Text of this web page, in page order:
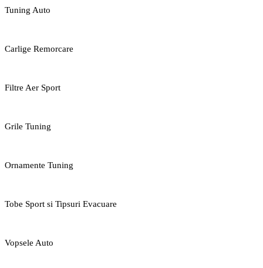
Tuning Auto
Carlige Remorcare
Filtre Aer Sport
Grile Tuning
Ornamente Tuning
Tobe Sport si Tipsuri Evacuare
Vopsele Auto